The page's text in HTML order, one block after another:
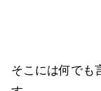
そこには何でも